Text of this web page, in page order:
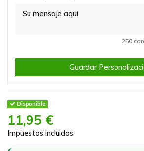
250
Guardar
Disponible
11,95 €
Impuestos incluidos